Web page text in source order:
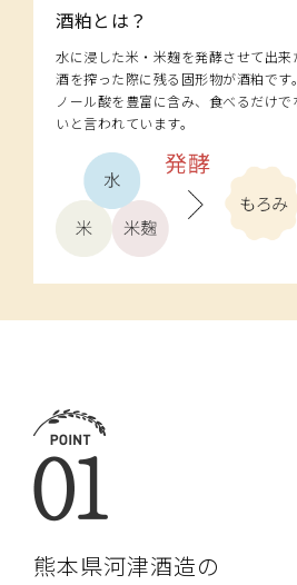
酒粕とは？
水に浸した米・米麹を発酵させて出来
酒を搾った際に残る固形物が酒粕です
ノール酸を豊富に含み、食べるだけで
いと言われています。
熊本県河津酒造の